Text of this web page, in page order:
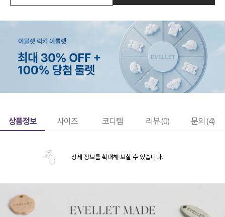
상품정보 사이즈 코디템 리뷰 (0) 문의 (4)
상세 정보를 확대해 보실 수 있습니다.